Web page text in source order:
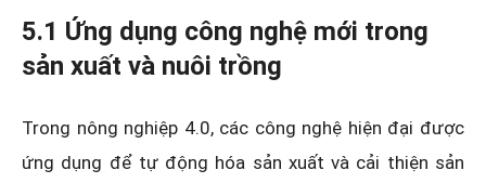
5.1 Ứng dụng công nghệ mới trong
sản xuất và nuôi trồng
Trong nông nghiệp 4.0, các công nghệ hiện đại được
ứng dụng để tự động hóa sản xuất và cải thiện sản